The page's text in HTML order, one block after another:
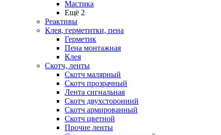
Мастика
Ещё 2
Реактивы
Клея, герметитки, пена
Герметик
Пена монтажная
Клея
Скотч, ленты
Скотч малярный
Скотч прозрачный
Лента сигнальная
Скотч двухсторонний
Скотч армированный
Скотч цветной
Прочие ленты